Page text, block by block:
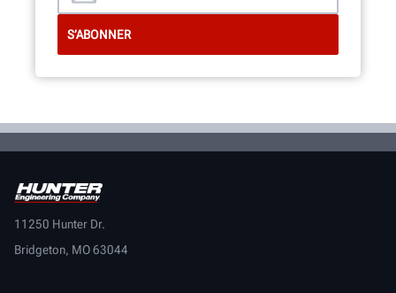
11250 Hunter Dr.
Bridgeton, MO 63044